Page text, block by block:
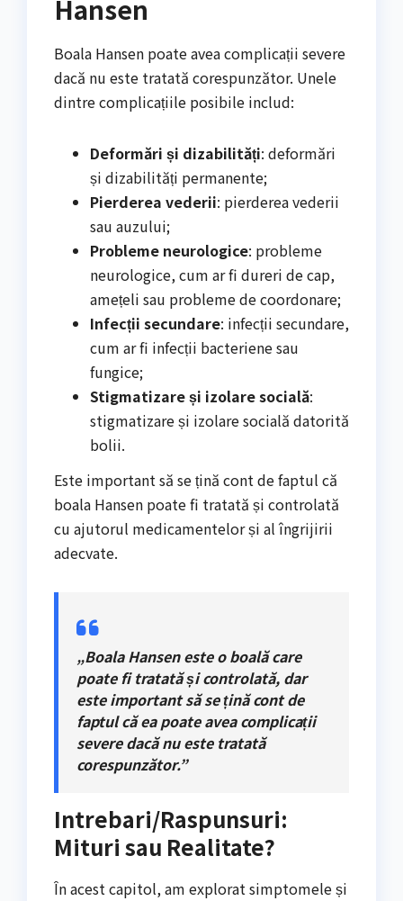
Hansen
Boala Hansen poate avea complicații severe
dacă nu este tratată corespunzător. Unele
dintre complicațiile posibile includ:
Deformări și dizabilități: deformări
și dizabilități permanente;
Pierderea vederii: pierderea vederii
sau auzului;
Probleme neurologice: probleme
neurologice, cum ar fi dureri de cap,
amețeli sau probleme de coordonare;
Infecții secundare: infecții secundare,
cum ar fi infecții bacteriene sau
fungice;
Stigmatizare și izolare socială:
stigmatizare și izolare socială datorită
bolii.
Este important să se țină cont de faptul că
boala Hansen poate fi tratată și controlată
cu ajutorul medicamentelor și al îngrijirii
adecvate.
„Boala Hansen este o boală care
poate fi tratată și controlată, dar
este important să se țină cont de
faptul că ea poate avea complicații
severe dacă nu este tratată
corespunzător.”
Intrebari/Raspunsuri:
Mituri sau Realitate?
În acest capitol, am explorat simptomele și